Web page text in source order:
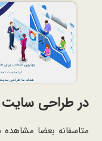
در طراحی سایت
متاسفانه بعضا